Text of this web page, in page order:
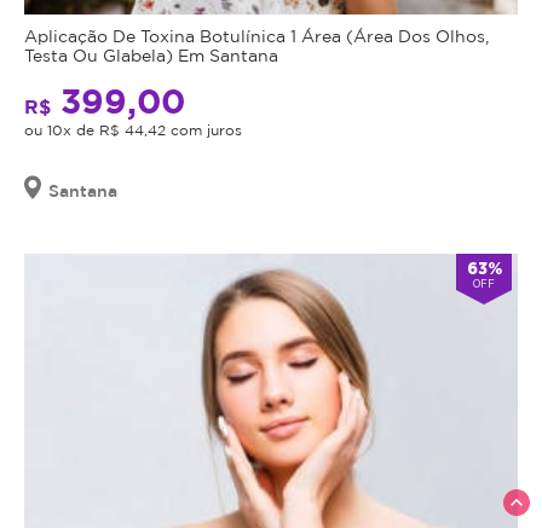
expand_less
Aplicação De Toxina Botulínica 1 Área (Área Dos Olhos,
Testa Ou Glabela) Em Santana
R$ 399,00
ou 10x de R$ 44,42 com juros
Santana
63%
OFF